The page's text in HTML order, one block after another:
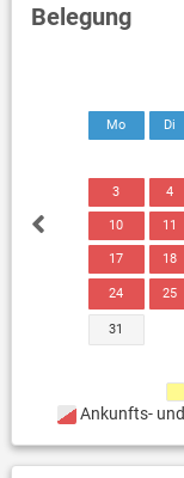
Belegung
Mo Di
3 4
10 11
17 18
24 25
31
Ankunfts- und